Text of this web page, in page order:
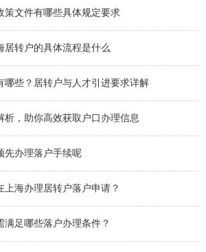
策文件有哪些具体规定要求
居转户的具体流程是什么
哪些？居转户与人才引进要求详解
析，助你高效获取户口办理信息
先办理落户手续呢
上海办理居转户落户申请？
满足哪些落户办理条件？